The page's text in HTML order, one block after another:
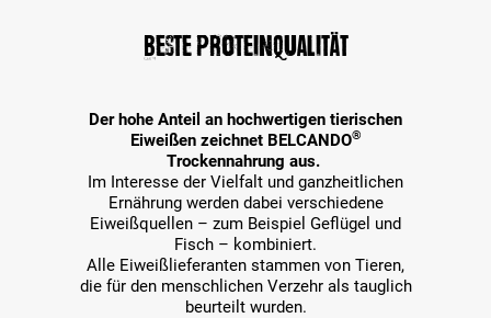
Beste Proteinqualität
Der hohe Anteil an hochwertigen tierischen
Eiweißen zeichnet BELCANDO®
Trockennahrung aus.
Im Interesse der Vielfalt und ganzheitlichen
Ernährung werden dabei verschiedene
Eiweißquellen – zum Beispiel Geflügel und
Fisch – kombiniert.
Alle Eiweißlieferanten stammen von Tieren,
die für den menschlichen Verzehr als tauglich
beurteilt wurden.